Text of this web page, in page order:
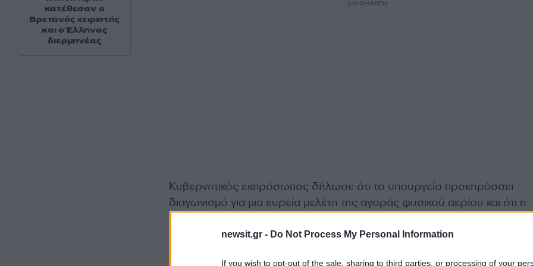
newsit.gr - Do Not Process My Personal Information
If you wish to opt-out of the sale, sharing to third parties, or processing of your
ΔΙΑΦΗΜΙΣΗ
Κυβερνητικός εκπρόσωπος δήλωσε ότι το υπουργείο προκηρύσσει
διαγωνισμό για μια ευρεία μελέτη της αγοράς φυσικού αερίου και ότι η
στρατηγική αποθήκευση είναι μόνο μια πτυχή στο πλαίσιο αυτής.
κατέθεσαν ο
Βρετανός χειριστής
και ο Έλληνας
διερμηνέας